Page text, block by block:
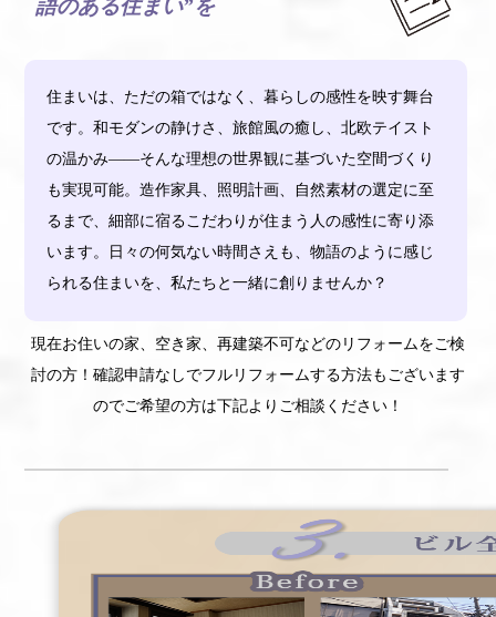
語のある住まい”を
住まいは、ただの箱ではなく、暮らしの感性を映す舞台
です。和モダンの静けさ、旅館風の癒し、北欧テイスト
の温かみ――そんな理想の世界観に基づいた空間づくり
も実現可能。造作家具、照明計画、自然素材の選定に至
るまで、細部に宿るこだわりが住まう人の感性に寄り添
います。日々の何気ない時間さえも、物語のように感じ
られる住まいを、私たちと一緒に創りませんか？
現在お住いの家、空き家、再建築不可などのリフォームをご検
討の方！確認申請なしでフルリフォームする方法もございます
のでご希望の方は下記よりご相談ください！